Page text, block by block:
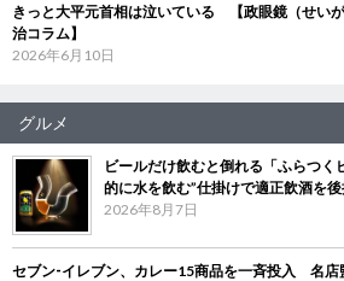
きっと大平元首相は泣いている 【政眼鏡（せい
治コラム】
2026年6月10日
グルメ
ビールだけ飲むと倒れる「ふらつ
的に水を飲む”仕掛けで適正飲酒を後
2026年8月7日
セブン‐イレブン、カレー15商品を一斉投入 名店